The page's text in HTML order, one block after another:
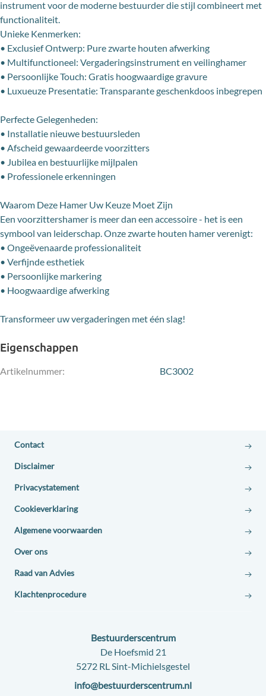
instrument voor de moderne bestuurder die stijl combineert met
functionaliteit.
Unieke Kenmerken:
• Exclusief Ontwerp: Pure zwarte houten afwerking
• Multifunctioneel: Vergaderingsinstrument en veilinghamer
• Persoonlijke Touch: Gratis hoogwaardige gravure
• Luxueuze Presentatie: Transparante geschenkdoos inbegrepen
Perfecte Gelegenheden:
• Installatie nieuwe bestuursleden
• Afscheid gewaardeerde voorzitters
• Jubilea en bestuurlijke mijlpalen
• Professionele erkenningen
Waarom Deze Hamer Uw Keuze Moet Zijn
Een voorzittershamer is meer dan een accessoire - het is een
symbool van leiderschap. Onze zwarte houten hamer verenigt:
• Ongeëvenaarde professionaliteit
• Verfijnde esthetiek
• Persoonlijke markering
• Hoogwaardige afwerking
Transformeer uw vergaderingen met één slag!
Eigenschappen
Artikelnummer: BC3002
Contact
Disclaimer
Privacystatement
Cookieverklaring
Algemene voorwaarden
Over ons
Raad van Advies
Klachtenprocedure
Contact:
Bestuurderscentrum
Adres:
De Hoefsmid 21
5272 RL Sint-Michielsgestel
E-
info@bestuurderscentrum.nl